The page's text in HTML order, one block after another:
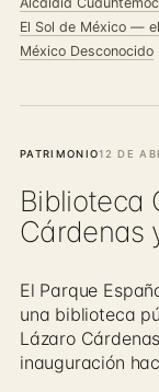
El Sol de México —
México Desconocido
PATRIMONIO12 DE
Biblioteca
Cárdenas
El Parque
una biblioteca
Lázaro
inauguración